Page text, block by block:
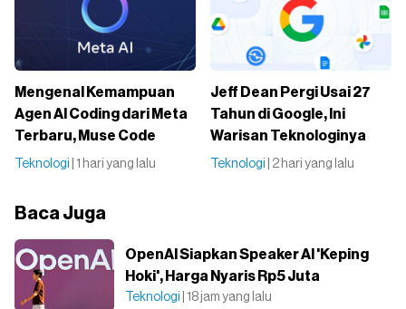
Mengenal Kemampuan
Agen AI Coding dari Meta
Terbaru, Muse Code
Teknologi | 1 hari yang lalu
Jeff Dean Pergi Usai 27
Tahun di Google, Ini
Warisan Teknologinya
Teknologi | 2 hari yang lalu
Baca Juga
OpenAI Siapkan Speaker AI 'Keping
Hoki', Harga Nyaris Rp5 Juta
Teknologi | 18 jam yang lalu